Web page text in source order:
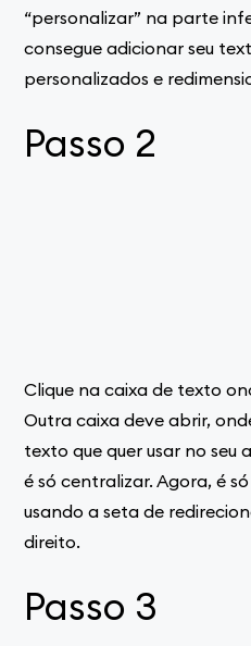
“personalizar” na parte
consegue adicionar seu
personalizados e
Passo 2
Clique na caixa de texto
Outra caixa deve abrir,
texto que quer usar no seu
é só centralizar. Agora, é
usando a seta de
direito.
Passo 3